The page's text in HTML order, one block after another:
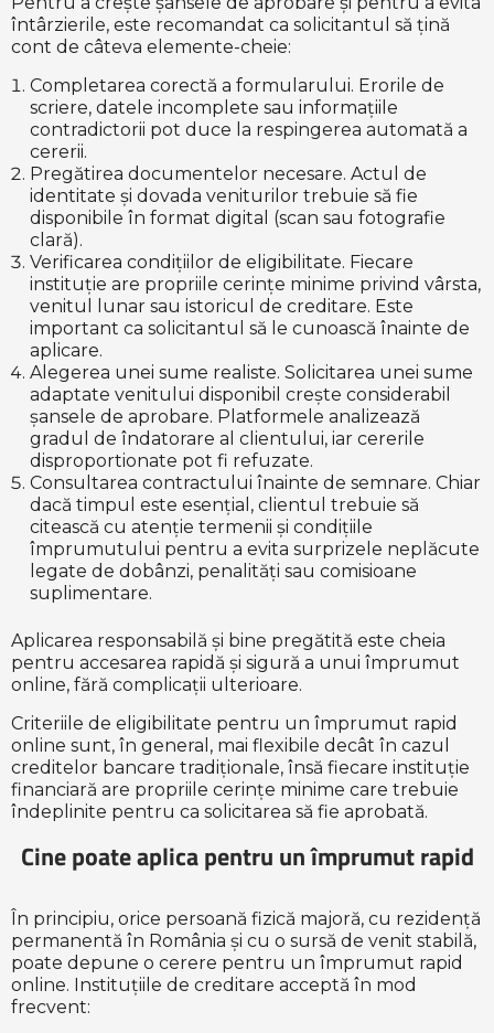
întârzierile, este recomandat ca solicitantul să țină
cont de câteva elemente-cheie:
Completarea corectă a formularului. Erorile de
scriere, datele incomplete sau informațiile
contradictorii pot duce la respingerea automată a
cererii.
Pregătirea documentelor necesare. Actul de
identitate și dovada veniturilor trebuie să fie
disponibile în format digital (scan sau fotografie
clară).
Verificarea condițiilor de eligibilitate. Fiecare
instituție are propriile cerințe minime privind vârsta,
venitul lunar sau istoricul de creditare. Este
important ca solicitantul să le cunoască înainte de
aplicare.
Alegerea unei sume realiste. Solicitarea unei sume
adaptate venitului disponibil crește considerabil
șansele de aprobare. Platformele analizează
gradul de îndatorare al clientului, iar cererile
disproportionate pot fi refuzate.
Consultarea contractului înainte de semnare. Chiar
dacă timpul este esențial, clientul trebuie să
citească cu atenție termenii și condițiile
împrumutului pentru a evita surprizele neplăcute
legate de dobânzi, penalități sau comisioane
suplimentare.
Aplicarea responsabilă și bine pregătită este cheia
pentru accesarea rapidă și sigură a unui împrumut
online, fără complicații ulterioare.
Criteriile de eligibilitate pentru un împrumut rapid
online sunt, în general, mai flexibile decât în cazul
creditelor bancare tradiționale, însă fiecare instituție
financiară are propriile cerințe minime care trebuie
îndeplinite pentru ca solicitarea să fie aprobată.
Cine poate aplica pentru un împrumut rapid
În principiu, orice persoană fizică majoră, cu rezidență
permanentă în România și cu o sursă de venit stabilă,
poate depune o cerere pentru un împrumut rapid
online. Instituțiile de creditare acceptă în mod
frecvent: